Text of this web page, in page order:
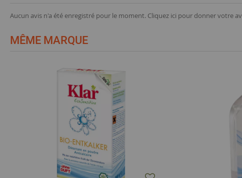
Aucun avis n'a été enregistré pour le moment. Cliquez ici pour donner votre
MÊME MARQUE